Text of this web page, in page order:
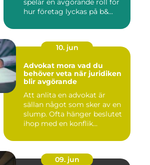
spelar en avgörande roll för
hur företag lyckas på b&...
10. jun
Advokat mora vad du
behöver veta när juridiken
blir avgörande
Att anlita en advokat är
sällan något som sker av en
slump. Ofta hänger beslutet
ihop med en konflik...
09. jun